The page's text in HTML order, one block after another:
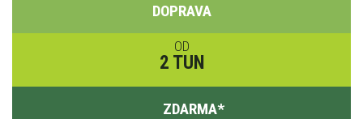
DOPRAVA
OD
2 TUN
ZDARMA*